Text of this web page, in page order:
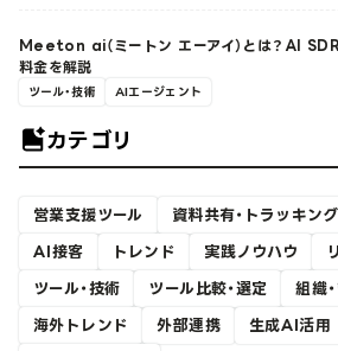
Meeton ai（ミートン エーアイ）とは？AI SDR
料金を解説
ツール・技術 AIエージェント
カテゴリ
営業支援ツール 資料共有・トラッキング
AI接客 トレンド 実践ノウハウ
ツール・技術 ツール比較・選定 組織
海外トレンド 外部連携 生成AI活用